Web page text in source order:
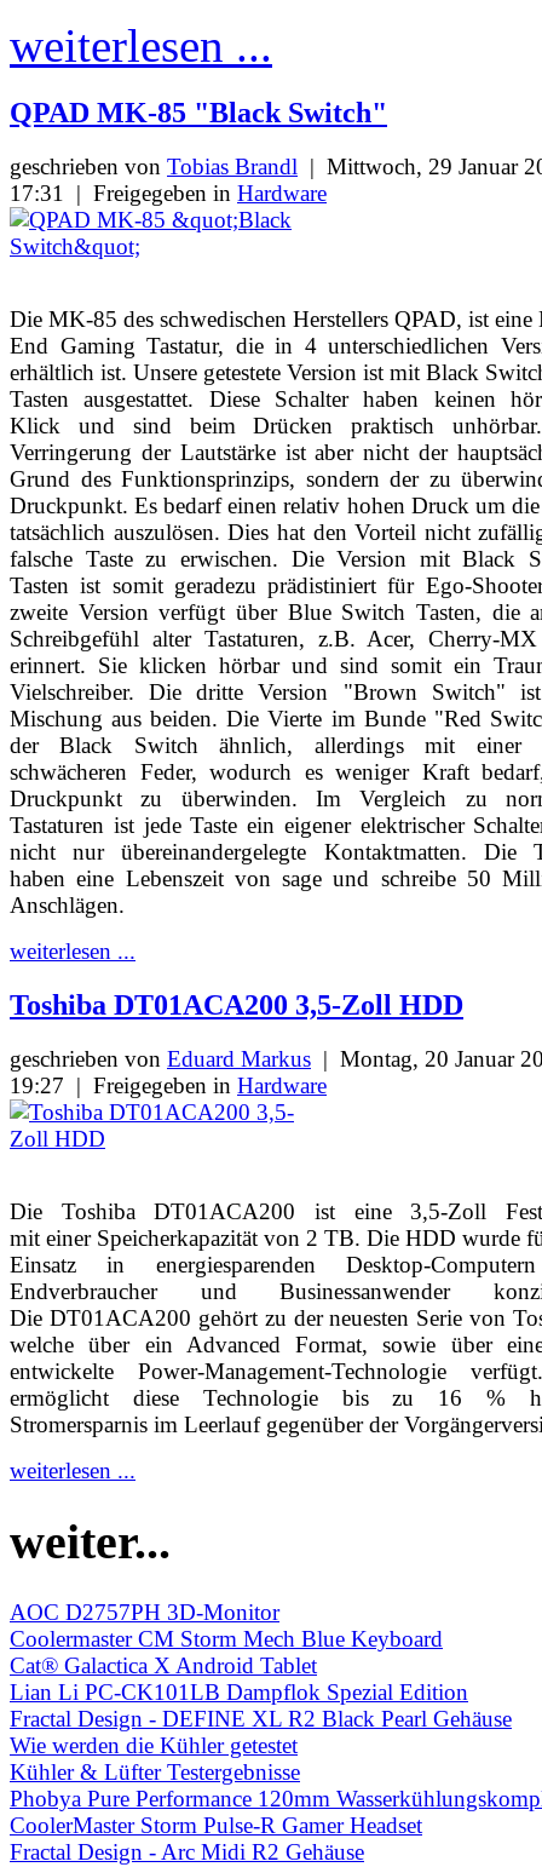
weiterlesen ...
QPAD MK-85 "Black Switch"
geschrieben von Tobias Brandl | Mittwoch, 29 Januar
17:31 | Freigegeben in Hardware
Die MK-85 des schwedischen Herstellers QPAD, ist
End Gaming Tastatur, die in 4 unterschiedlichen
erhältlich ist. Unsere getestete Version ist mit Black
Tasten ausgestattet. Diese Schalter haben keinen
Klick und sind beim Drücken praktisch
Verringerung der Lautstärke ist aber nicht der
Grund des Funktionsprinzips, sondern der zu
Druckpunkt. Es bedarf einen relativ hohen Druck um die
tatsächlich auszulösen. Dies hat den Vorteil nicht
falsche Taste zu erwischen. Die Version mit Black
Tasten ist somit geradezu prädistiniert für Ego-
zweite Version verfügt über Blue Switch Tasten, die
Schreibgefühl alter Tastaturen, z.B. Acer, Cherry-
erinnert. Sie klicken hörbar und sind somit ein
Vielschreiber. Die dritte Version "Brown Switch"
Mischung aus beiden. Die Vierte im Bunde "Red
der Black Switch ähnlich, allerdings mit einer
schwächeren Feder, wodurch es weniger Kraft
Druckpunkt zu überwinden. Im Vergleich zu
Tastaturen ist jede Taste ein eigener elektrischer
nicht nur übereinandergelegte Kontaktmatten. Die
haben eine Lebenszeit von sage und schreibe 50
Anschlägen.
weiterlesen ...
Toshiba DT01ACA200 3,5-Zoll HDD
geschrieben von Eduard Markus | Montag, 20 Januar
19:27 | Freigegeben in Hardware
Die Toshiba DT01ACA200 ist eine 3,5-Zoll
mit einer Speicherkapazität von 2 TB. Die HDD wurde
Einsatz in energiesparenden Desktop-
Endverbraucher und Businessanwender
Die DT01ACA200 gehört zu der neuesten Serie von
welche über ein Advanced Format, sowie über
entwickelte Power-Management-Technologie
ermöglicht diese Technologie bis zu 16 %
Stromersparnis im Leerlauf gegenüber der
weiterlesen ...
weiter...
AOC D2757PH 3D-Monitor
Coolermaster CM Storm Mech Blue Keyboard
Cat® Galactica X Android Tablet
Lian Li PC-CK101LB Dampflok Spezial Edition
Fractal Design - DEFINE XL R2 Black Pearl Gehäuse
Wie werden die Kühler getestet
Kühler & Lüfter Testergebnisse
Phobya Pure Performance 120mm
CoolerMaster Storm Pulse-R Gamer Headset
Fractal Design - Arc Midi R2 Gehäuse